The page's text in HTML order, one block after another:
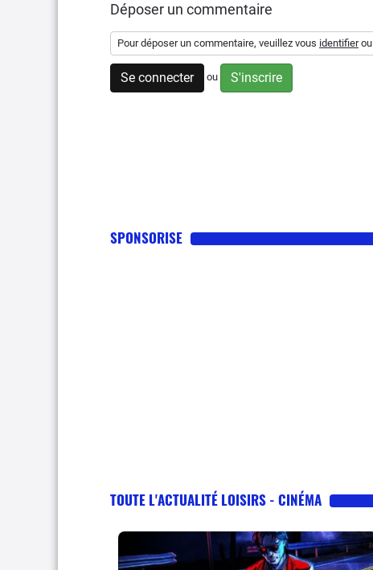
Déposer un commentaire
Pour déposer un commentaire, veuillez vous identifierou
Se connecter ou S'inscrire
SPONSORISE
TOUTE L'ACTUALITÉ LOISIRS - CINÉMA